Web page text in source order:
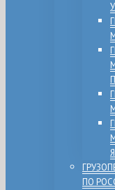
ПО